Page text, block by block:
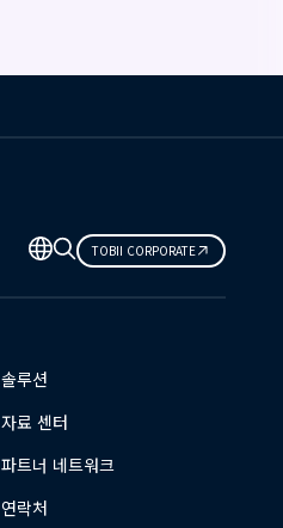
TOBII CORPORATE
솔루션
자료 센터
파트너 네트워크
연락처